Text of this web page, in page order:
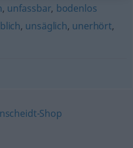
, unfassbar, bodenlos
, unsäglich, unerhört,